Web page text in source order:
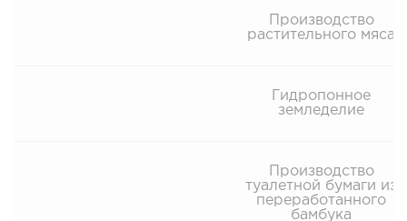
Производство
растительного мяса
Гидропонное
земледелие
Производство
туалетной бумаги из
переработанного
бамбука